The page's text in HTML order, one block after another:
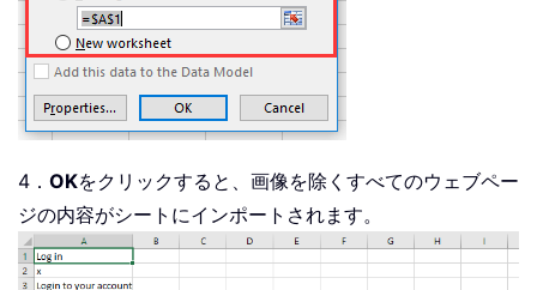
4． OKをクリックすると、画像を除くすべてのウェブペー
ジの内容がシートにインポートされます。